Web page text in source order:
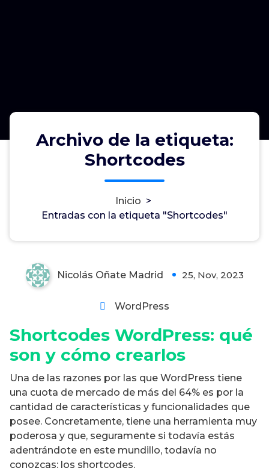
Archivo de la etiqueta:
Shortcodes
Inicio >
Entradas con la etiqueta "Shortcodes"
Shortcodes WordPress: qué son
y cómo crearlos
0
Nicolás Oñate Madrid 25, Nov, 2023
WordPress
Shortcodes WordPress: qué
son y cómo crearlos
Una de las razones por las que WordPress tiene
una cuota de mercado de más del 64% es por la
cantidad de características y funcionalidades que
posee. Concretamente, tiene una herramienta muy
poderosa y que, seguramente si todavía estás
adentrándote en este mundillo, todavía no
conozcas: los shortcodes.